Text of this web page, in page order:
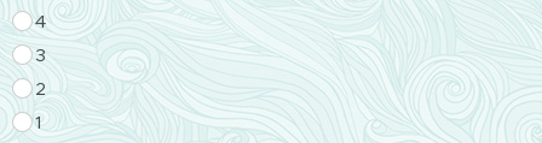
4
3
2
1